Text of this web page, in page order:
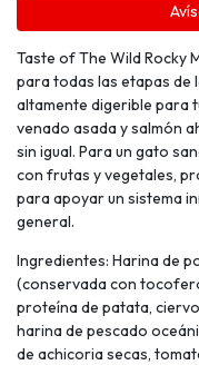
Taste of The Wild Rocky
para todas las etapas de
altamente digerible para
venado asada y salmón
sin igual. Para un gato
con frutas y vegetales,
para apoyar un sistema
general.
Ingredientes: Harina de
(conservada con
proteína de patata, ciervo
harina de pescado
de achicoria secas,